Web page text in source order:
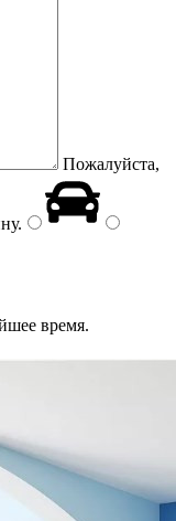
Пожалуйста,
.
время.